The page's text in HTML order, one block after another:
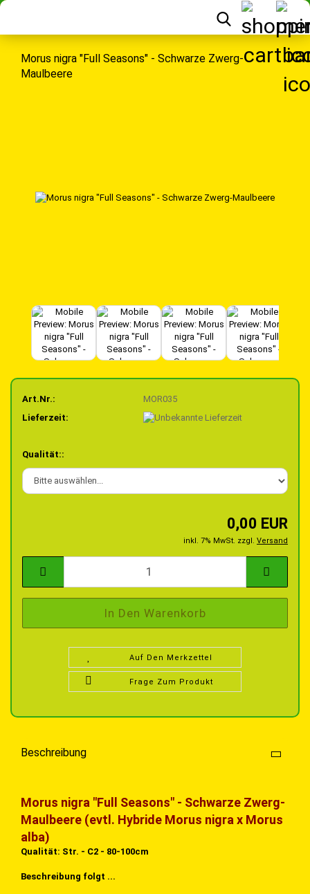
Morus nigra "Full Seasons" - Schwarze Zwerg-
Maulbeere
Art.Nr.:
MOR035
Lieferzeit:
Qualität::
0,00 EUR
inkl. 7% MwSt. zzgl. Versand
Auf Den Merkzettel
Frage Zum Produkt
Beschreibung
Morus nigra "Full Seasons" - Schwarze Zwerg-
Maulbeere (evtl. Hybride Morus nigra x Morus
alba)
Qualität: Str. - C2 - 80-100cm
Beschreibung folgt ...